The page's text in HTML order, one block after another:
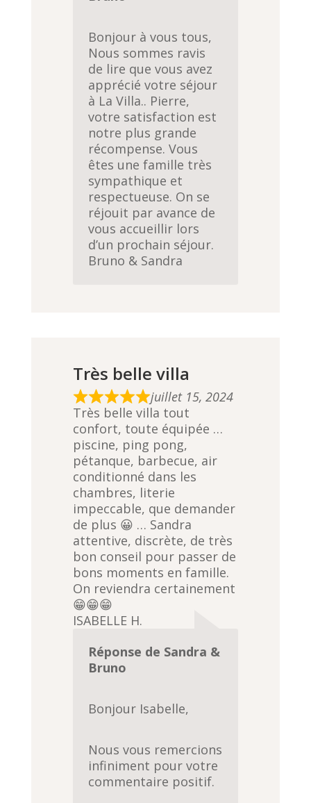
Bonjour à vous tous,
Nous sommes ravis
de lire que vous avez
apprécié votre séjour
à La Villa.. Pierre,
votre satisfaction est
notre plus grande
récompense. Vous
êtes une famille très
sympathique et
respectueuse. On se
réjouit par avance de
vous accueillir lors
d’un prochain séjour.
Bruno & Sandra
Très belle villa
R
a
t
e
d
5
,
0
o
u
t
o
f
5
juillet 15, 2024
Très belle villa tout
confort, toute équipée …
piscine, ping pong,
pétanque, barbecue, air
conditionné dans les
chambres, literie
impeccable, que demander
de plus 😀 … Sandra
attentive, discrète, de très
bon conseil pour passer de
bons moments en famille.
On reviendra certainement
😁😁😁
ISABELLE H.
Réponse de Sandra &
Bruno
Bonjour Isabelle,
Nous vous remercions
infiniment pour votre
commentaire positif.